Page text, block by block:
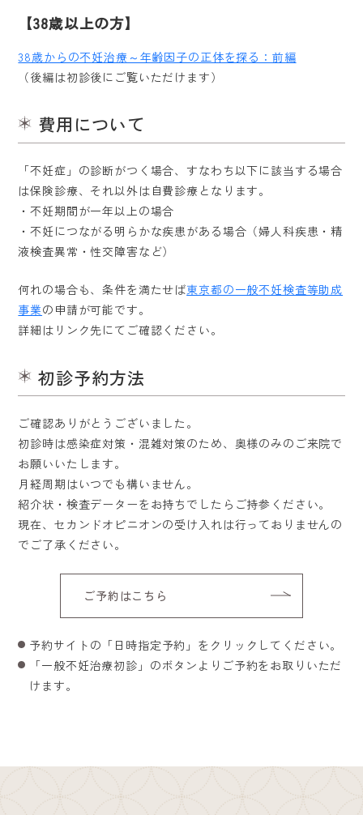
【38歳以上の方】
38歳からの不妊治療～年齢因子の正体を探る：前編
（後編は初診後にご覧いただけます）
費用について
「不妊症」の診断がつく場合、すなわち以下に該当する場合
は保険診療、それ以外は自費診療となります。
・不妊期間が一年以上の場合
・不妊につながる明らかな疾患がある場合（婦人科疾患・精
液検査異常・性交障害など）
何れの場合も、条件を満たせば東京都の一般不妊検査等助成
事業の申請が可能です。
詳細はリンク先にてご確認ください。
初診予約方法
ご確認ありがとうございました。
初診時は感染症対策・混雑対策のため、奥様のみのご来院で
お願いいたします。
月経周期はいつでも構いません。
紹介状・検査データーをお持ちでしたらご持参ください。
現在、セカンドオピニオンの受け入れは行っておりませんの
でご了承ください。
ご予約はこちら
予約サイトの「日時指定予約」をクリックしてください。
「一般不妊治療初診」のボタンよりご予約をお取りいただ
けます。